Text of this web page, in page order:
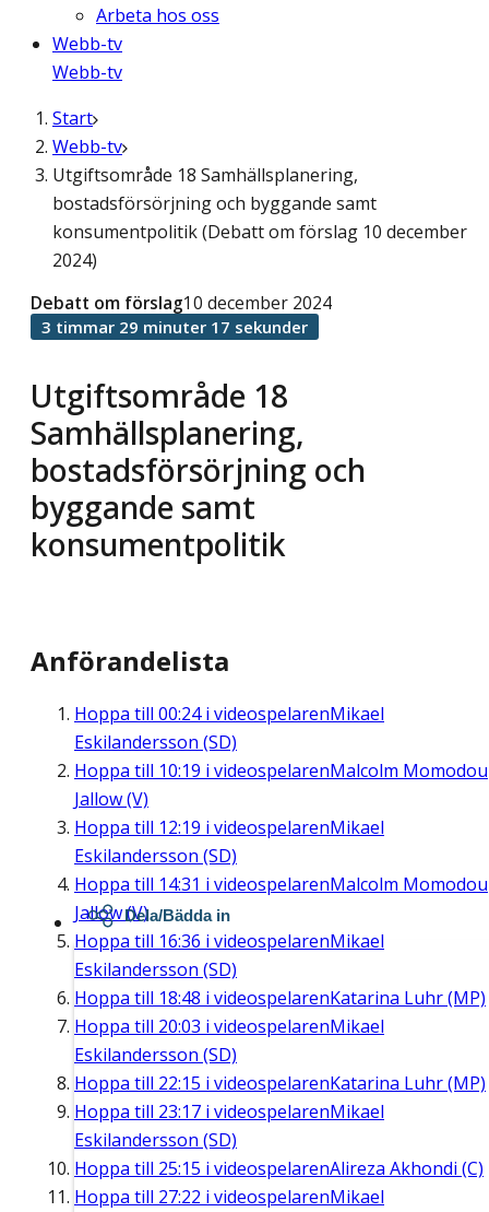
Arbeta hos oss
Webb-tv
Webb-tv
Start
Webb-tv
Utgiftsområde 18 Samhällsplanering,
bostadsförsörjning och byggande samt
konsumentpolitik (Debatt om förslag 10 december
2024)
Utgiftsområde 18
Samhällsplanering,
bostadsförsörjning och
byggande samt
konsumentpolitik
Debatt om förslag10 december 2024
3 timmar 29 minuter 17 sekunder
Anförandelista
Hoppa till 00:24i videospelarenMikael
Eskilandersson (SD)
Hoppa till 10:19 i videospelarenMalcolm Momodou
Jallow (V)
Hoppa till 12:19 i videospelarenMikael
Eskilandersson (SD)
Hoppa till 14:31 i videospelarenMalcolm Momodou
Jallow (V)
Hoppa till 16:36 i videospelarenMikael
Eskilandersson (SD)
Hoppa till 18:48 i videospelarenKatarina Luhr (MP)
Hoppa till 20:03 i videospelarenMikael
Eskilandersson (SD)
Hoppa till 22:15 i videospelarenKatarina Luhr (MP)
Hoppa till 23:17 i videospelarenMikael
Eskilandersson (SD)
Hoppa till 25:15 i videospelarenAlireza Akhondi (C)
Hoppa till 27:22 i videospelarenMikael
Dela/Bädda in